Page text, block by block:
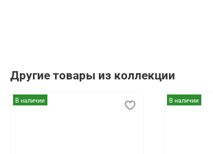
Другие товары из коллекции
В наличии В наличии